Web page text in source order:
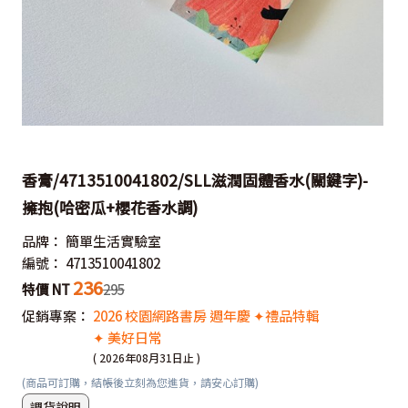
香膏/4713510041802/SLL滋潤固體香水(關鍵字)-
擁抱(哈密瓜+櫻花香水調)
品牌： 簡單生活實驗室
編號： 4713510041802
特價 NT 236295
促銷專案： 2026 校園網路書房 週年慶 ✦禮品特輯
✦ 美好日常
( 2026年08月31日止 )
(商品可訂購，結帳後立刻為您進貨，請安心訂購)